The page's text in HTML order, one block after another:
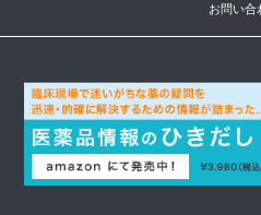
お問い合